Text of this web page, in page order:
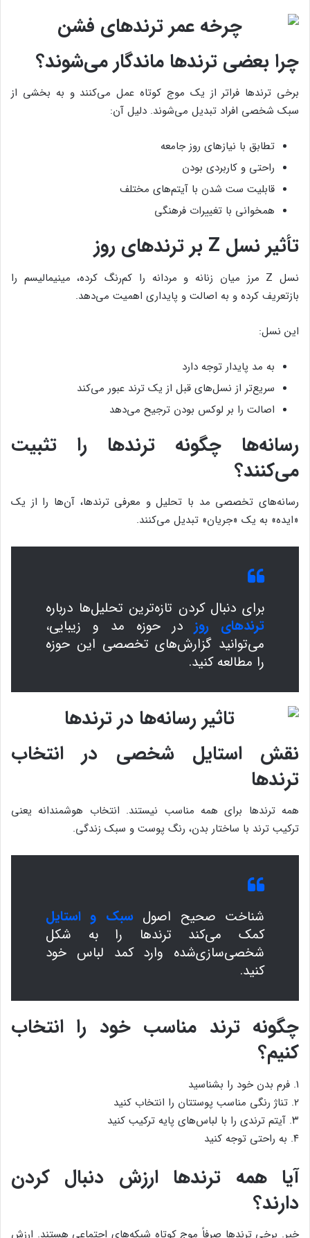
چرا بعضی ترندها ماندگار می‌شوند؟
برخی ترندها فراتر از یک موج کوتاه عمل می‌کنند و به بخشی از
سبک شخصی افراد تبدیل می‌شوند. دلیل آن:
تطابق با نیازهای روز جامعه
راحتی و کاربردی بودن
قابلیت ست شدن با آیتم‌های مختلف
همخوانی با تغییرات فرهنگی
تأثیر نسل Z بر ترندهای روز
نسل Z مرز میان زنانه و مردانه را کم‌رنگ کرده، مینیمالیسم را
بازتعریف کرده و به اصالت و پایداری اهمیت می‌دهد.
این نسل:
به مد پایدار توجه دارد
سریع‌تر از نسل‌های قبل از یک ترند عبور می‌کند
اصالت را بر لوکس بودن ترجیح می‌دهد
رسانه‌ها چگونه ترندها را تثبیت
می‌کنند؟
رسانه‌های تخصصی مد با تحلیل و معرفی ترندها، آن‌ها را از یک
«ایده» به یک «جریان» تبدیل می‌کنند.
برای دنبال کردن تازه‌ترین تحلیل‌ها درباره
ترندهای روزدر حوزه مد و زیبایی،
می‌توانید گزارش‌های تخصصی این حوزه
را مطالعه کنید.
نقش استایل شخصی در انتخاب
ترندها
همه ترندها برای همه مناسب نیستند. انتخاب هوشمندانه یعنی
ترکیب ترند با ساختار بدن، رنگ پوست و سبک زندگی.
شناخت صحیح اصولسبک و استایل
کمک می‌کند ترندها را به شکل
شخصی‌سازی‌شده وارد کمد لباس خود
کنید.
چگونه ترند مناسب خود را انتخاب
کنیم؟
۱. فرم بدن خود را بشناسید
۲. تناژ رنگی مناسب پوستتان را انتخاب کنید
۳. آیتم ترندی را با لباس‌های پایه ترکیب کنید
۴. به راحتی توجه کنید
آیا همه ترندها ارزش دنبال کردن
دارند؟
خیر. برخی ترندها صرفاً موج کوتاه شبکه‌های اجتماعی هستند. ارزش